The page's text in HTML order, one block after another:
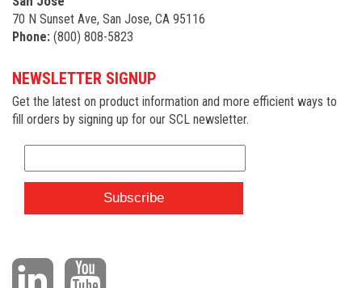
70 N Sunset Ave, San Jose, CA 95116
Phone: (800) 808-5823
NEWSLETTER SIGNUP
Get the latest on product information and more efficient ways to
fill orders by signing up for our SCL newsletter.